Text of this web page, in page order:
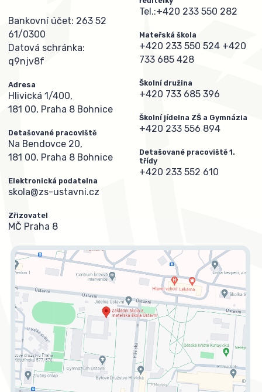
Bankovní účet: 263 52
61/0300
Datová schránka:
q9njv8f
Adresa
Hlivická 1/400,
181 00, Praha 8 Bohnice
Detašované pracoviště
Na Bendovce 20,
181 00, Praha 8 Bohnice
Elektronická podatelna
skola@zs-ustavni.cz
Zřizovatel
MČ Praha 8
Tel.:+420 233 550 282
Mateřská škola
+420 233 550 524 +420
733 685 428
Školní družina
+420 733 685 396
Školní jídelna ZŠ a Gymnázia
+420 233 556 894
Detašované pracoviště 1.
třídy
+420 233 552 610